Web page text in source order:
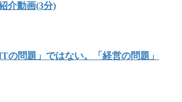
介動画(3分)
の問題」ではない。「経営の問題」